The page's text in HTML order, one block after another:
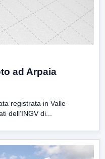
ad Arpaia
registrata in Valle
dell’INGV di...